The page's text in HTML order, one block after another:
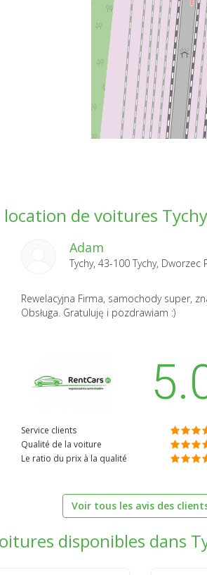
de voitures Tychy
Adam
Rewelacyjna Firma, samochody super,
Obsługa. Gratuluję i pozdrawiam :)
Service clients
Qualité de la voiture
Le ratio du prix à la qualité
Voir tous les avis des
disponibles dans